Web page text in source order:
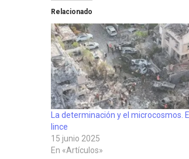
Relacionado
La determinación y el microcosmos.
lince
15 junio 2025
En «Artículos»